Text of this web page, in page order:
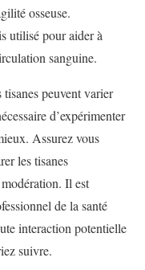
osseuse.
utilisé pour aider à
sanguine.
peuvent varier
d’expérimenter
Assurez vous
les tisanes
Il est
de la santé
interaction potentielle
suivre.